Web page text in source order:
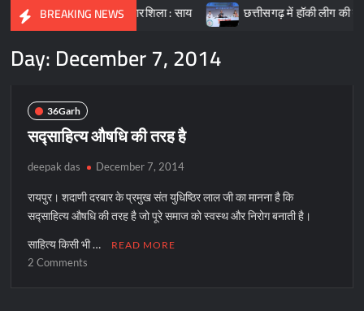
BREAKING NEWS
भारत की आधारशिला : साय छत्तीसगढ़ में हॉकी लीग की तैयारी,
Day:December 7, 2014
36Garh
सद्साहित्य औषधि की तरह है
deepak das December 7, 2014
रायपुर। शदाणी दरबार के प्रमुख संत युधिष्ठिर लाल जी का मानना है कि
सद्साहित्य औषधि की तरह है जो पूरे समाज को स्वस्थ और निरोग बनाती है।
साहित्य किसी भी … READ MORE
2 Comments